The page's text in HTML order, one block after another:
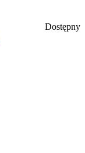
Dostępny